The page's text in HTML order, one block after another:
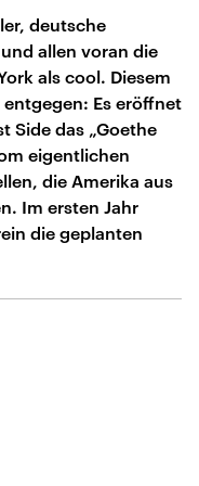
deutsche
allen voran die
als cool. Diesem
Es eröffnet
Side das „Goethe
eigentlichen
die Amerika aus
Im ersten Jahr
die geplanten